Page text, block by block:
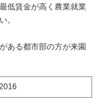
低賃金が高く農業就業
。
ある都市部の方が来園
2016